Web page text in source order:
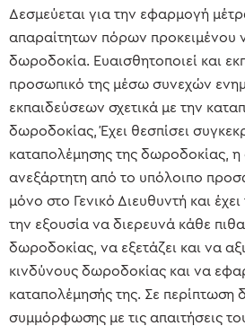
Δεσμεύεται για την εφαρμογή
απαραίτητων πόρων προκειμένου
δωροδοκία. Ευαισθητοποιεί και
προσωπικό της μέσω συνεχών
εκπαιδεύσεων σχετικά με την
δωροδοκίας, Έχει θεσπίσει
καταπολέμησης της δωροδοκίας, η
ανεξάρτητη από το υπόλοιπο
μόνο στο Γενικό Διευθυντή και
την εξουσία να διερευνά κάθε
δωροδοκίας, να εξετάζει και να
κινδύνους δωροδοκίας και να
καταπολέμησής της. Σε περίπτωση
συμμόρφωσης με τις απαιτήσεις